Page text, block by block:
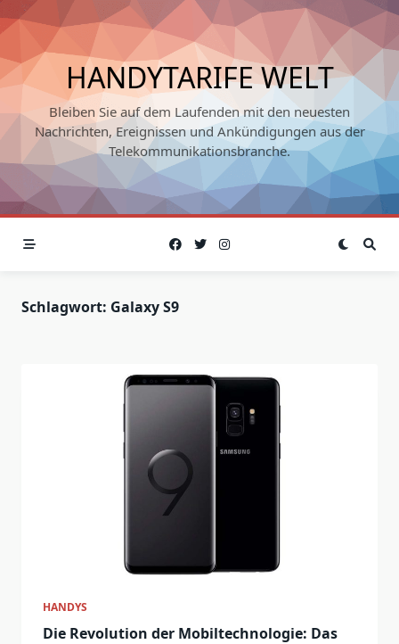
Skip
to
content
HANDYTARIFE WELT
Bleiben Sie auf dem Laufenden mit den neuesten
Nachrichten, Ereignissen und Ankündigungen aus der
Telekommunikationsbranche.
Schlagwort: Galaxy S9
HANDYS
Die Revolution der Mobiltechnologie: Das